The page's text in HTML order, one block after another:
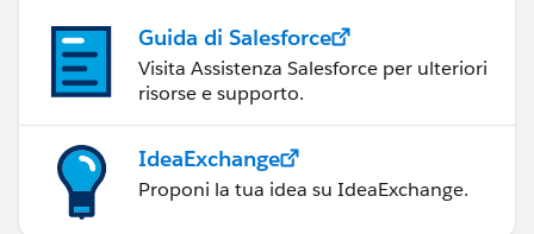
Guida di Salesforce
Visita Assistenza Salesforce per ulteriori
risorse e supporto.
IdeaExchange
Proponi la tua idea su IdeaExchange.